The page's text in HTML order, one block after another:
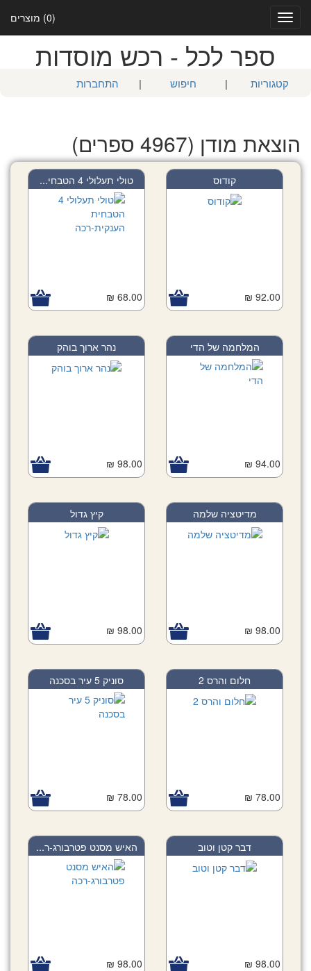
(0) מוצרים
Toggle
navigation
ספר לכל - רכש מוסדות
קטגוריות | חיפוש | התחברות
הוצאת מודן (4967 ספרים)
קודוס
92.00 ₪
טולי תעלולי 4 הטבחי...
68.00 ₪
המלחמה של הדי
94.00 ₪
נהר ארוך בוהק
98.00 ₪
מדיטציה שלמה
98.00 ₪
קיץ גדול
98.00 ₪
חלום והרס 2
78.00 ₪
סוניק 5 עיר בסכנה
78.00 ₪
דבר קטן וטוב
98.00 ₪
האיש מסנט פטרבורג-ר...
98.00 ₪